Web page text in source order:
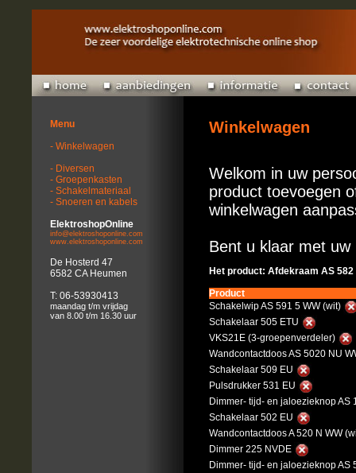
Menu
- Winkelwagen
- Diversen
- Groepenkasten
- Schakelmateriaal
- Snoeren en kabels
ElektroshopOnline
info@elektroshoponline.com
www.elektroshoponline.com
De Hosterd 47
6582 CA Heumen
T: 06-53930413
maandag t/m vrijdag
van 8.00 t/m 16.30 uur
Winkelwagen
Welkom in uw
product toevoegen
winkelwagen
Bent u klaar met
Het product: Afdekraam AS
Product
Schakelwip AS 591 5 WW (wit)
Schakelaar 505 ETU
VKS21E (3-groepenverdeler)
Wandcontactdoos AS 5020 NU
Schakelaar 509 EU
Pulsdrukker 531 EU
Dimmer- tijd- en jaloezieknop AS
Schakelaar 502 EU
Wandcontactdoos A 520 N WW
Dimmer 225 NVDE
Dimmer- tijd- en jaloezieknop AS